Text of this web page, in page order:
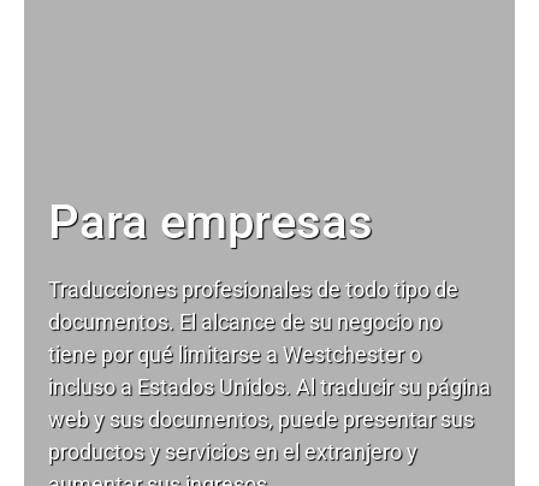
Para empresas
Traducciones profesionales de todo tipo de
documentos. El alcance de su negocio no
tiene por qué limitarse a Westchester o
incluso a Estados Unidos. Al traducir su página
web y sus documentos, puede presentar sus
productos y servicios en el extranjero y